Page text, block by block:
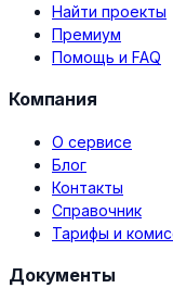
Найти проекты
Премиум
Помощь и FAQ
Компания
О сервисе
Блог
Контакты
Справочник
Тарифы и
Документы